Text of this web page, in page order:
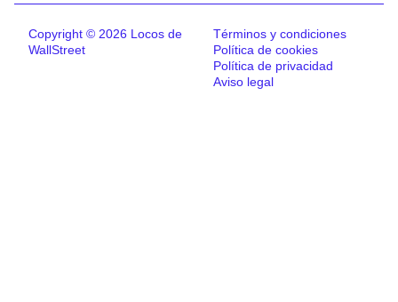
Copyright © 2026 Locos de
WallStreet
Términos y condiciones
Política de cookies
Política de privacidad
Aviso legal